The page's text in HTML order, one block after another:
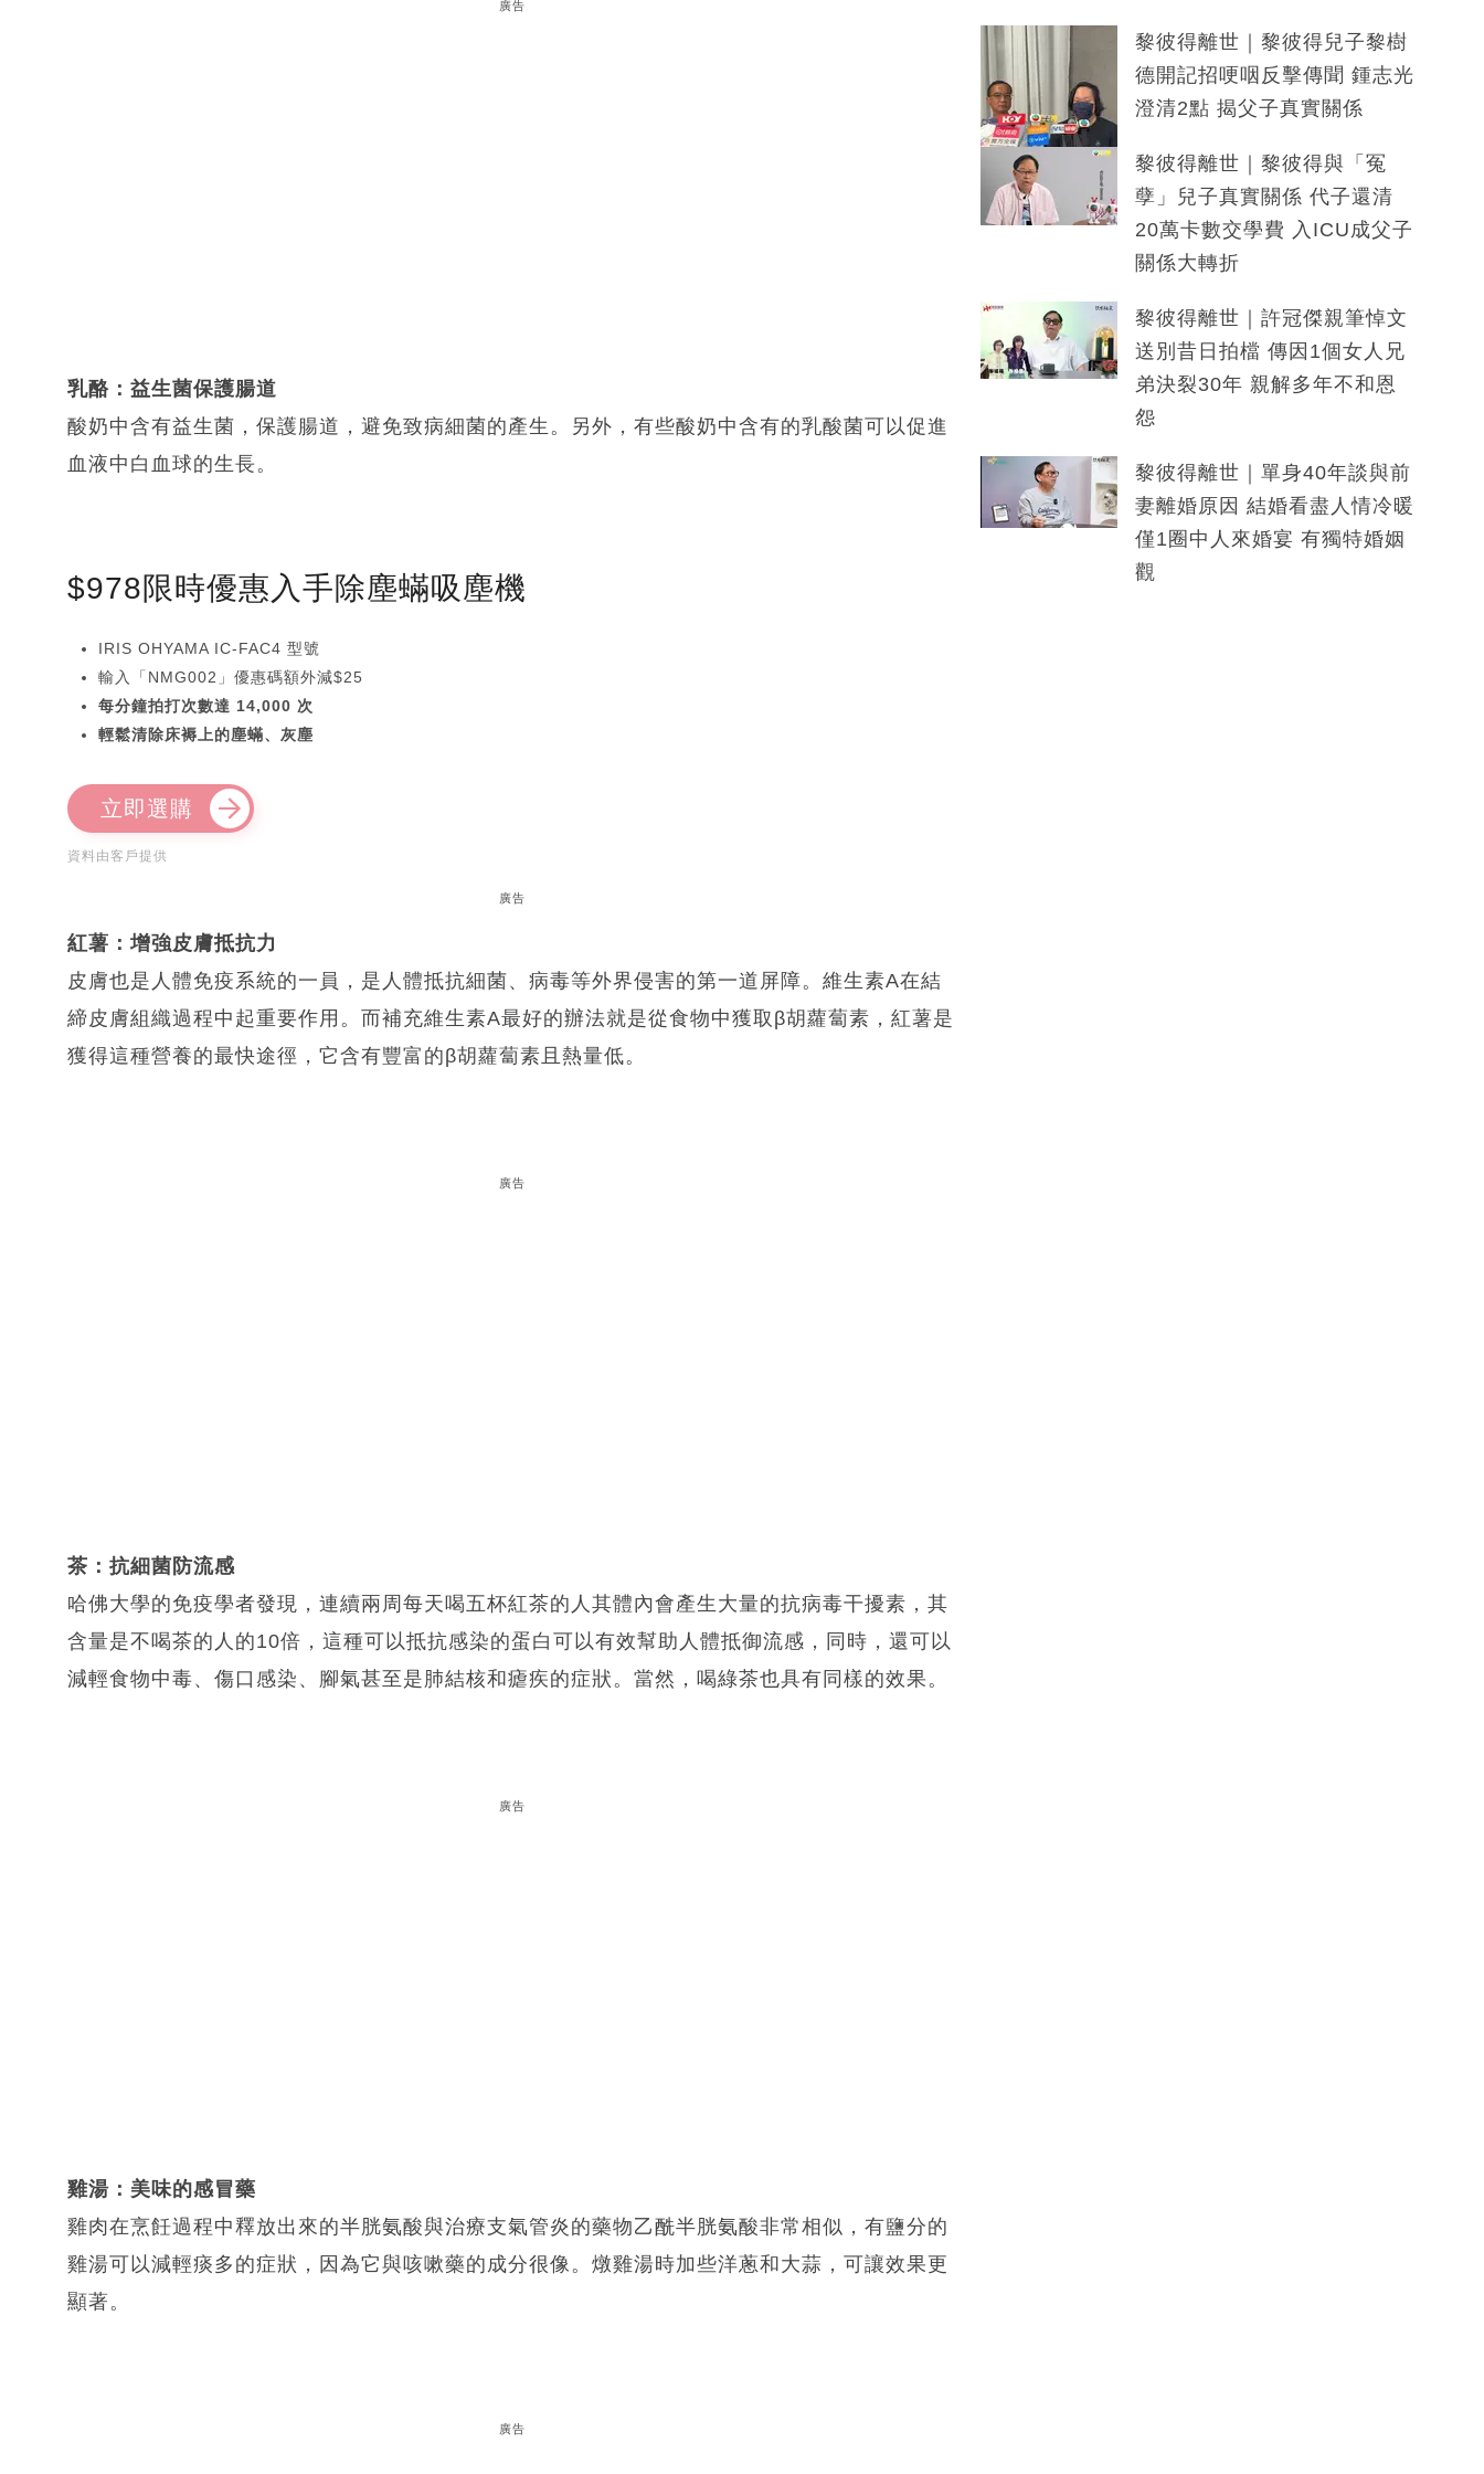
廣告
乳酪：益生菌保護腸道
酸奶中含有益生菌，保護腸道，避免致病細菌的產生。另外，有些酸奶中含有的乳酸菌可以促進
血液中白血球的生長。
$978限時優惠入手除塵蟎吸塵機
IRIS OHYAMA IC-FAC4 型號
輸入「NMG002」優惠碼額外減$25
每分鐘拍打次數達 14,000 次
輕鬆清除床褥上的塵蟎、灰塵
立即選購
資料由客戶提供
廣告
紅薯：增強皮膚抵抗力
皮膚也是人體免疫系統的一員，是人體抵抗細菌、病毒等外界侵害的第一道屏障。維生素A在結
締皮膚組織過程中起重要作用。而補充維生素A最好的辦法就是從食物中獲取β胡蘿蔔素，紅薯是
獲得這種營養的最快途徑，它含有豐富的β胡蘿蔔素且熱量低。
廣告
茶：抗細菌防流感
哈佛大學的免疫學者發現，連續兩周每天喝五杯紅茶的人其體內會產生大量的抗病毒干擾素，其
含量是不喝茶的人的10倍，這種可以抵抗感染的蛋白可以有效幫助人體抵御流感，同時，還可以
減輕食物中毒、傷口感染、腳氣甚至是肺結核和瘧疾的症狀。當然，喝綠茶也具有同樣的效果。
廣告
雞湯：美味的感冒藥
雞肉在烹飪過程中釋放出來的半胱氨酸與治療支氣管炎的藥物乙酰半胱氨酸非常相似，有鹽分的
雞湯可以減輕痰多的症狀，因為它與咳嗽藥的成分很像。燉雞湯時加些洋蔥和大蒜，可讓效果更
顯著。
廣告
黎彼得離世｜黎彼得兒子黎樹
德開記招哽咽反擊傳聞 鍾志光
澄清2點 揭父子真實關係
黎彼得離世｜黎彼得與「冤
孽」兒子真實關係 代子還清
20萬卡數交學費 入ICU成父子
關係大轉折
黎彼得離世｜許冠傑親筆悼文
送別昔日拍檔 傳因1個女人兄
弟決裂30年 親解多年不和恩
怨
黎彼得離世｜單身40年談與前
妻離婚原因 結婚看盡人情冷暖
僅1圈中人來婚宴 有獨特婚姻
觀